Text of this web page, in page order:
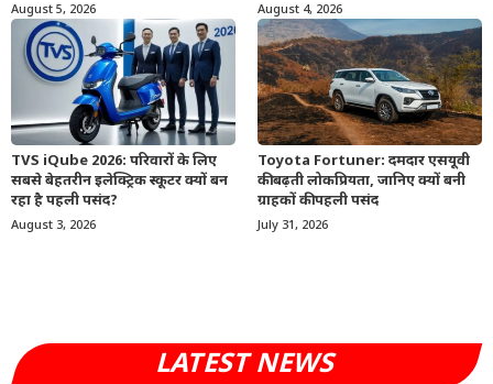
August 5, 2026 August 4, 2026
TVS iQube 2026: परिवारों के लिए
सबसे बेहतरीन इलेक्ट्रिक स्कूटर क्यों बन
रहा है पहली पसंद?
August 3, 2026
Toyota Fortuner: दमदार एसयूवी
की बढ़ती लोकप्रियता, जानिए क्यों बनी
ग्राहकों की पहली पसंद
July 31, 2026
LATEST NEWS